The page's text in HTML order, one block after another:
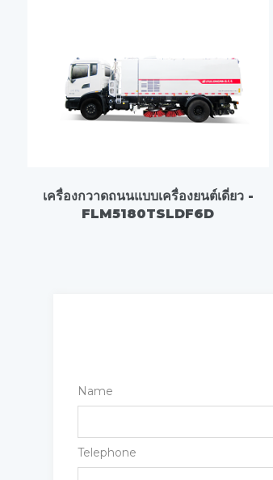
เครื่องกวาดถนนแบบเครื่องยนต์เดี่ยว -
FLM5180TSLDF6D
Name
Telephone